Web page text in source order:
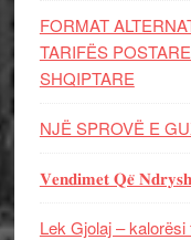
FORMAT
TARIFËS
SHQIPTARE
NJË SPROVË E
𝐕𝐞𝐧𝐝𝐢𝐦𝐞𝐭 𝐐𝐞̈
Lek Gjolaj –